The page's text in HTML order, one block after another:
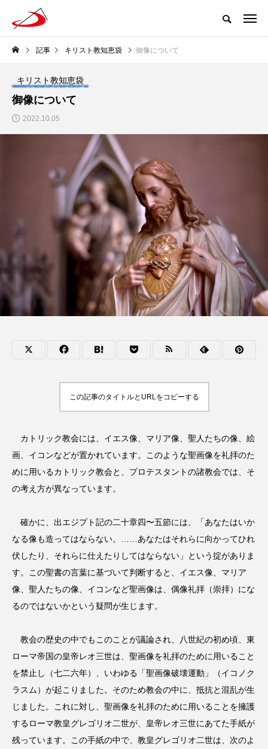
記事 キリスト教知恵袋 御像について
キリスト教知恵袋
御像について
2022.10.05
この記事のタイトルとURLをコピーする
カトリック教会には、イエス像、マリア像、聖人たちの像、絵
画、イコンなどが置かれています。このような聖画像を礼拝のた
めに用いるカトリック教会と、プロテスタントの諸教会では、そ
の考え方が異なっています。
確かに、出エジプト記の二十章四〜五節には、「あなたはいか
なる像も造ってはならない。……あなたはそれらに向かってひれ
伏したり、それらに仕えたりしてはならない」という掟がありま
す。この聖書の言葉に基づいて判断すると、イエス像、マリア
像、聖人たちの像、イコンなど聖画像は、偶像礼拝（崇拝）にな
るのではないかという疑問が生じます。
教会の歴史の中でもこのことが議論され、八世紀の初め頃、東
ローマ帝国の皇帝レオ三世は、聖画像を礼拝のために用いること
を禁止し（七二六年）、いわゆる「聖画像破壊運動」（イコノク
ラスム）が起こりました。そのため教会の中に、抵抗と混乱が生
じました。これに対し、聖画像を礼拝のために用いることを擁護
するローマ教皇グレゴリオ二世が、皇帝レオ三世にあてた手紙が
残っています。この手紙の中で、教皇グレゴリオ二世は、次のよ